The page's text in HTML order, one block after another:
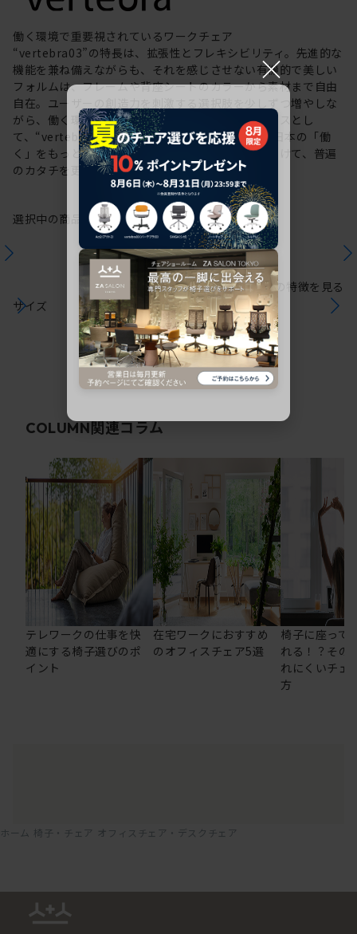
働く環境で重要視されているワークチェア
“vertebra03”の特長は、拡張性とフレキシビリティ。先進的な
機能を兼ね備えながらも、それを感じさせない有機的で美しい
フォルムは、フレームや背座シートのカラーから素材まで自由
自在。ユーザーの創造力を刺激する選択肢を少しずつ増やしな
がら、働く環境や個人の美意識を投影するキャンバスとし
て、“vertebra03”をアップデートしてきました。日本の「働
く」をもっと自由に。これからも私たちは未来に向けて、普遍
のカタチを更新していきます。
選択中の商品情報保証 注意事項
サイズ
シリーズの特徴を見る
COLUMN関連コラム
テレワークの仕事を快
適にする椅子選びのポ
イント
在宅ワークにおすすめ
のオフィスチェア5選
椅子に座って
れる！？その
れにくいチェ
方
ホーム 椅子・チェア オフィスチェア・デスクチェア
×